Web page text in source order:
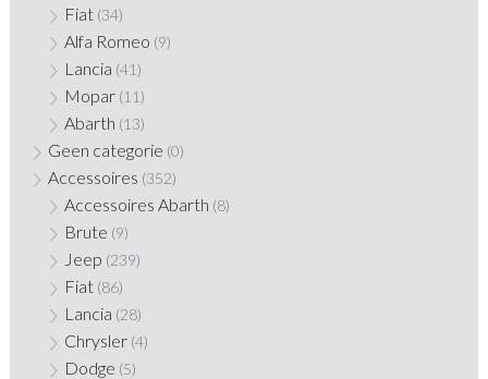
Fiat (34)
Alfa Romeo (9)
Lancia (41)
Mopar (11)
Abarth (13)
Geen categorie (0)
Accessoires (352)
Accessoires Abarth (8)
Brute (9)
Jeep (239)
Fiat (86)
Lancia (28)
Chrysler (4)
Dodge (5)